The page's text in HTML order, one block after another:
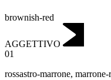
brownish-red
AGGETTIVO
01
rossastro-marrone, marrone-